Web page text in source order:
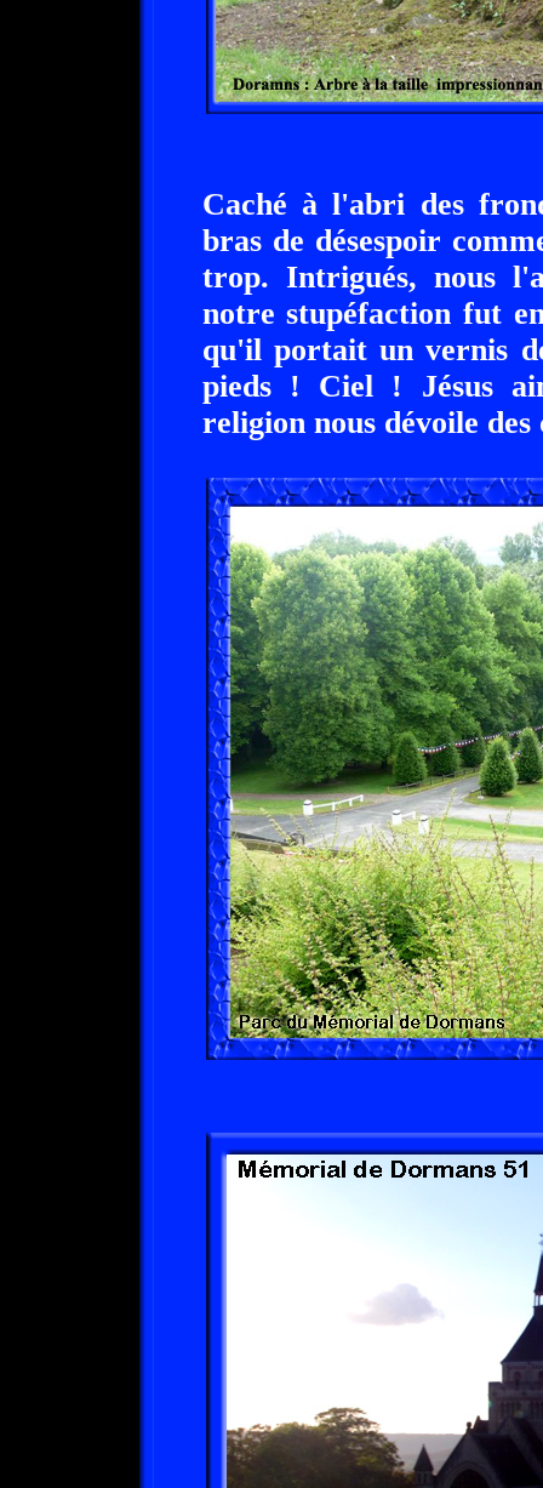
Caché à l'abri des
bras de désespoir
trop. Intrigués, nous
notre stupéfaction fut
qu'il portait un vernis
pieds ! Ciel ! Jésus
religion nous dévoile